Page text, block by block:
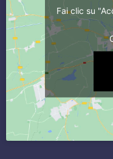
Fai clic su